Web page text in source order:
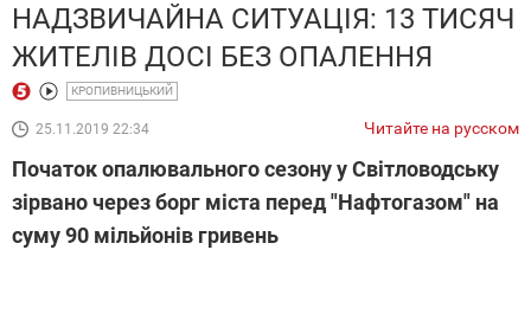
НАДЗВИЧАЙНА СИТУАЦІЯ: 13 ТИСЯЧ
ЖИТЕЛІВ ДОСІ БЕЗ ОПАЛЕННЯ
КРОПИВНИЦЬКИЙ
25.11.2019 22:34 Читайте на русском
Початок опалювального сезону у Світловодську
зірвано через борг міста перед "Нафтогазом" на
суму 90 мільйонів гривень